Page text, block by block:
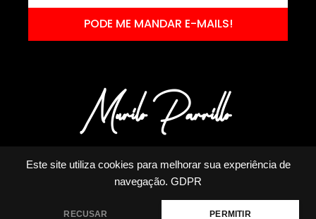
Este site utiliza cookies para melhorar sua experiência de
navegação. GDPR
RECUSAR PERMITIR
PODE ME MANDAR E-MAILS!